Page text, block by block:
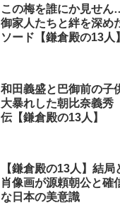
この梅を誰にか見せ
御家人たちと絆を深め
ソード【鎌倉殿の13人】
和田義盛と巴御前の子
大暴れした朝比奈義秀
伝【鎌倉殿の13人】
【鎌倉殿の13人】結局
肖像画が源頼朝公と確
な日本の美意識